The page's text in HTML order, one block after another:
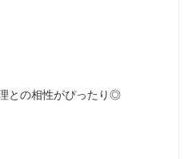
との相性がぴったり◎